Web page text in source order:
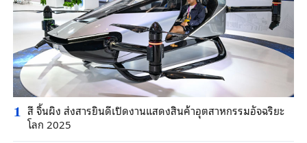
1 สี จิ้นผิง ส่งสารยินดีเปิดงานแสดงสินค้าอุตสาหกรรมอัจฉริยะ
โลก 2025